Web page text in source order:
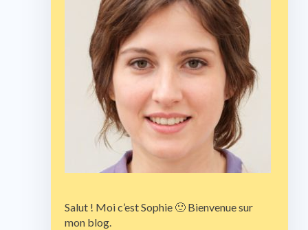
Salut ! Moi c’est Sophie 🙂 Bienvenue sur
mon blog.